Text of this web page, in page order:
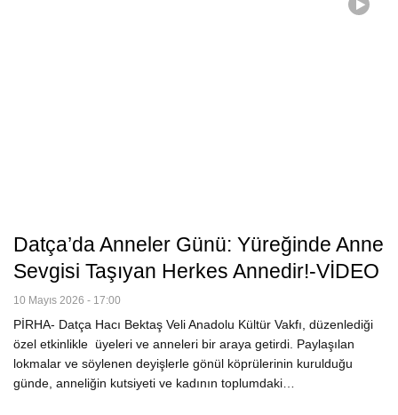
Datça’da Anneler Günü: Yüreğinde Anne
Sevgisi Taşıyan Herkes Annedir!-VİDEO
10 Mayıs 2026 - 17:00
PİRHA- Datça Hacı Bektaş Veli Anadolu Kültür Vakfı, düzenlediği
özel etkinlikle üyeleri ve anneleri bir araya getirdi. Paylaşılan
lokmalar ve söylenen deyişlerle gönül köprülerinin kurulduğu
günde, anneliğin kutsiyeti ve kadının toplumdaki…